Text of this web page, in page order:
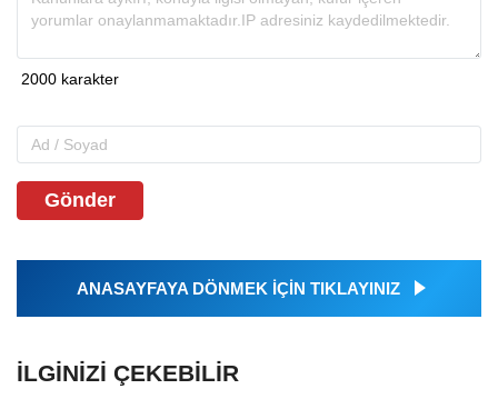
Gönder
ANASAYFAYA DÖNMEK İÇİN TIKLAYINIZ
İLGINIZI ÇEKEBILIR